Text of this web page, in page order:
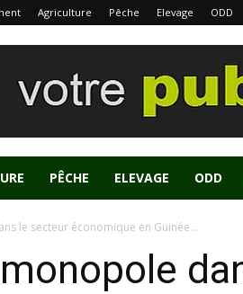
Agriculture Pêche Elevage ODD
PÊCHE ELEVAGE ODD
le secteur économique en Guinée...